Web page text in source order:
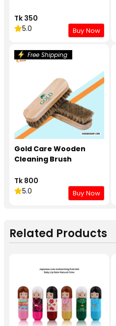
Tk 350
5.0
Buy Now
Free Shipping
Gold Care Wooden
Cleaning Brush
Tk 800
5.0
Buy Now
Related Products